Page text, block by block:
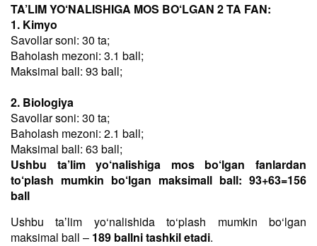
TA’LIM YO‘NALISHIGA MOS BO‘LGAN 2 TA FAN:
1. Kimyo
Savollar soni: 30 ta;
Baholash mezoni: 3.1 ball;
Maksimal ball: 93 ball;
2. Biologiya
Savollar soni: 30 ta;
Baholash mezoni: 2.1 ball;
Maksimal ball: 63 ball;
Ushbu ta’lim yo‘nalishiga mos bo‘lgan fanlardan
to‘plash mumkin bo‘lgan maksimall ball: 93+63=156
ball
Ushbu taʼlim yo‘nalishida to‘plash mumkin bo‘lgan
maksimal ball – 189 ballni tashkil etadi.